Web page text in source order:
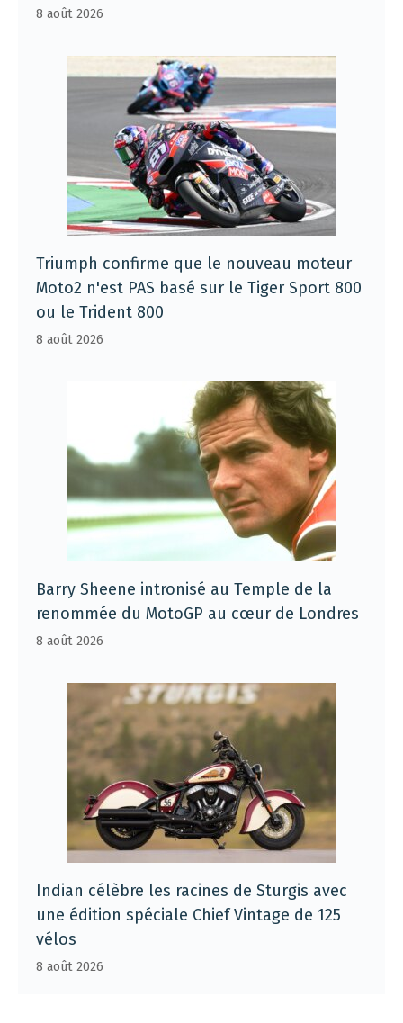
8 août 2026
Triumph confirme que le nouveau moteur
Moto2 n'est PAS basé sur le Tiger Sport 800
ou le Trident 800
8 août 2026
Barry Sheene intronisé au Temple de la
renommée du MotoGP au cœur de Londres
8 août 2026
Indian célèbre les racines de Sturgis avec
une édition spéciale Chief Vintage de 125
vélos
8 août 2026